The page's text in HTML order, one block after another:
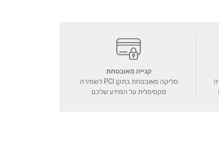
קנייה מאובטחת
סליקה מאובטחת בתקן PCI לשמירה
מקסימלית על המידע שלכם